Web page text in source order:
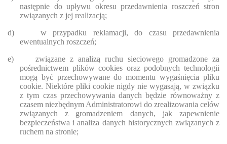
następnie do upływu okresu przedawnienia roszczeń stron
związanych z jej realizacją;
d)
w przypadku reklamacji, do czasu przedawnienia
ewentualnych roszczeń;
e)
związane z analizą ruchu sieciowego gromadzone za
pośrednictwem plików cookies oraz podobnych technologii
mogą być przechowywane do momentu wygaśnięcia pliku
cookie. Niektóre pliki cookie nigdy nie wygasają, w związku
z tym czas przechowywania danych będzie równoważny z
czasem niezbędnym Administratorowi do zrealizowania celów
związanych z gromadzeniem danych, jak zapewnienie
bezpieczeństwa i analiza danych historycznych związanych z
ruchem na stronie;